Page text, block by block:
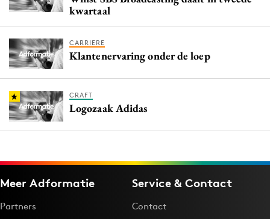
kwartaal
CARRIERE
Klantenervaring onder de loep
CRAFT
Logozaak Adidas
Meer Adformatie
Partners
Service & Contact
Contact